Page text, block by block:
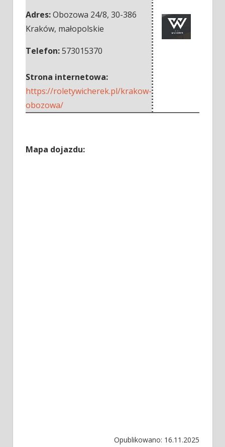
Adres:Obozowa 24/8, 30-386
Kraków, małopolskie
Telefon:573015370
Strona internetowa:
https://roletywicherek.pl/krakow-
obozowa/
Mapa dojazdu:
Opublikowano: 16.11.2025